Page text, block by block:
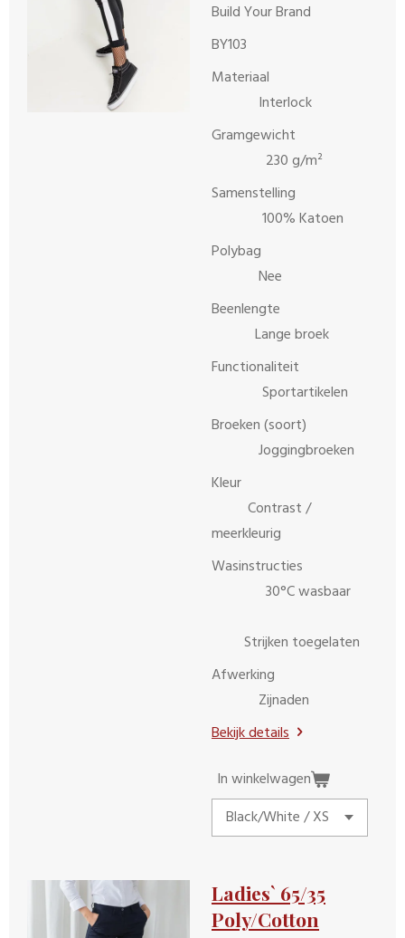
Build Your Brand
BY103
Materiaal
Interlock
Gramgewicht
230 g/m²
Samenstelling
100% Katoen
Polybag
Nee
Beenlengte
Lange broek
Functionaliteit
Sportartikelen
Broeken (soort)
Joggingbroeken
Kleur
Contrast /
meerkleurig
Wasinstructies
30°C wasbaar
Strijken toegelaten
Afwerking
Zijnaden
Bekijk details
In winkelwagen
Ladies` 65/35
Poly/Cotton